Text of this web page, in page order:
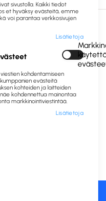
sivustolla. Kaikki tiedot
et hyväksy evästeitä, emme
voi parantaa verkkosivujen
Lisätietoja
kohdentamiseen
evästeitä
kohteiden ja laitteiden
kohdennettua mainontaa
markkinointiviestintää.
Lisätietoja